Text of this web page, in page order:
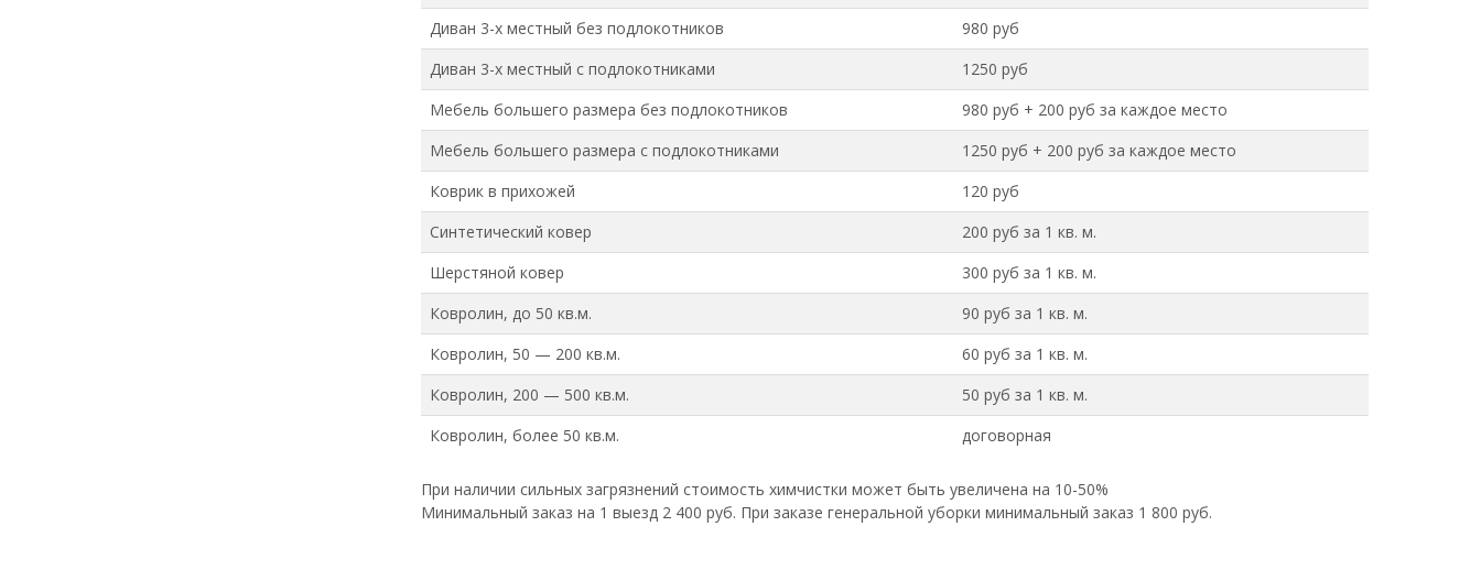
Диван 3-х местный без подлокотников
980 руб
Диван 3-х местный с подлокотниками
1250 руб
Мебель большего размера без подлокотников
980 руб + 200 руб за каждое место
Мебель большего размера с подлокотниками
1250 руб + 200 руб за каждое место
Коврик в прихожей
120 руб
Синтетический ковер
200 руб за 1 кв. м.
Шерстяной ковер
300 руб за 1 кв. м.
Ковролин, до 50 кв.м.
90 руб за 1 кв. м.
Ковролин, 50 — 200 кв.м.
60 руб за 1 кв. м.
Ковролин, 200 — 500 кв.м.
50 руб за 1 кв. м.
Ковролин, более 50 кв.м.
договорная
При наличии сильных загрязнений стоимость химчистки может быть увеличена на 10-50%
Минимальный заказ на 1 выезд 2 400 руб. При заказе генеральной уборки минимальный заказ 1 800 руб.